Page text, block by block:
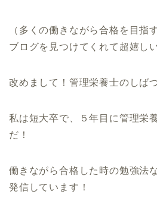
（多くの働きながら合格を目指
ブログを見つけてくれて超嬉し
改めまして！管理栄養士のしば
私は短大卒で、５年目に管理栄
だ！
働きながら合格した時の勉強法
発信しています！